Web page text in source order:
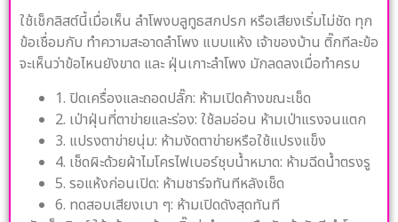
ใช้เช็กลิสต์นี้เมื่อเห็น ลำโพงบลูทูธสกปรก หรือเสียงเริ่มไม่ชัด ทุก
ข้อเชื่อมกับ ทำความสะอาดลำโพง แบบแห้ง เจ้าของบ้าน ติ๊กทีละข้อ
จะเห็นว่าข้อไหนยังขาด และ ฝุ่นเกาะลำโพง มักลดลงเมื่อทำครบ
1. ปิดเครื่องและถอดปลั๊ก: ห้ามเปิดค้างขณะเช็ด
2. เป่าฝุ่นที่ตาข่ายและร่อง: ใช้ลมอ่อน ห้ามเป่าแรงจนแตก
3. แปรงตาข่ายนุ่ม: ห้ามงัดตาข่ายหรือใช้แปรงแข็ง
4. เช็ดผิะด้วยผ้าไมโครไฟเบอร์ชุบน้ำหมาด: ห้ามฉีดน้ำตรงรู
5. รอแห้งก่อนเปิด: ห้ามชาร์จทันทีหลังเช็ด
6. ทดสอบเสียงเบา ๆ: ห้ามเปิดดังสุดทันที